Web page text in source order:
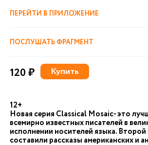
ПЕРЕЙТИ В ПРИЛОЖЕНИЕ
ПОСЛУШАТЬ ФРАГМЕНТ
120 ₽ Купить
12+
Новая серия Сlassical Mosaic- это
всемирно известных писателей в
исполнении носителей языка. Второй
составили рассказы американских и